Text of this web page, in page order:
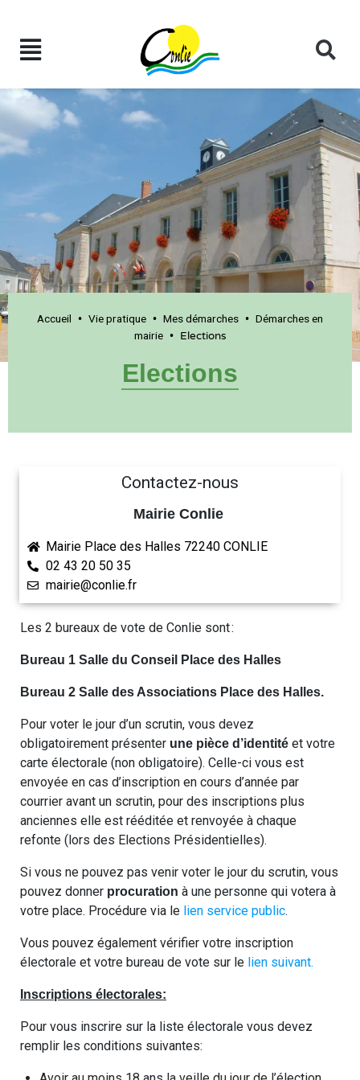
Accueil • Vie pratique • Mes démarches • Démarches en
mairie• Elections
Elections
Contactez-nous
Mairie Conlie
Mairie Place des Halles 72240 CONLIE
02 43 20 50 35
mairie@conlie.fr
Les 2 bureaux de vote de Conlie sont :
Bureau 1 Salle du Conseil Place des Halles
Bureau 2 Salle des Associations Place des Halles.
Pour voter le jour d’un scrutin, vous devez
obligatoirement présenter une pièce d’identité et votre
carte électorale (non obligatoire). Celle-ci vous est
envoyée en cas d’inscription en cours d’année par
courrier avant un scrutin, pour des inscriptions plus
anciennes elle est rééditée et renvoyée à chaque
refonte (lors des Elections Présidentielles).
Si vous ne pouvez pas venir voter le jour du scrutin, vous
pouvez donner procuration à une personne qui votera à
votre place. Procédure via le lien service public.
Vous pouvez également vérifier votre inscription
électorale et votre bureau de vote sur le lien suivant.
Inscriptions électorales:
Pour vous inscrire sur la liste électorale vous devez
remplir les conditions suivantes: